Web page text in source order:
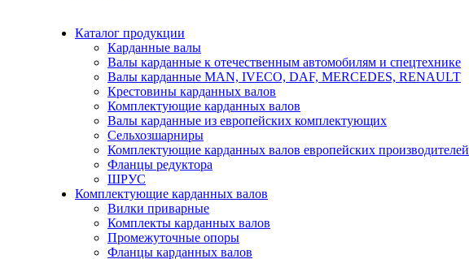
Каталог продукции
Карданные валы
Валы карданные к отечественным автомобилям и спецтехнике
Валы карданные MAN, IVECO, DAF, MERCEDES, RENAULT
Крестовины карданных валов
Комплектующие карданных валов
Валы карданные из европейских комплектующих
Сельхозшарниры
Комплектующие карданных валов европейских производителей
Фланцы редуктора
ШРУС
Комплектующие карданных валов
Вилки приварные
Комплекты карданных валов
Промежуточные опоры
Фланцы карданных валов